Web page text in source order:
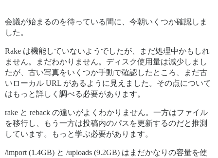
会議が始まるのを待っている間に、今朝いくつか確認しま
した。
Rake は機能していないようでしたが、まだ処理中かもしれ
ません。まだわかりません。ディスク使用量は減少しまし
たが、古い写真をいくつか手動で確認したところ、まだ古
いローカル URL があるように見えました。その点について
はもっと詳しく調べる必要があります。
rake と reback の違いがよくわかりません。一方はファイル
を移行し、もう一方は投稿内のパスを更新するのだと推測
しています。もっと学ぶ必要があります。
/import (1.4GB) と /uploads (9.2GB) はまだかなりの容量を使